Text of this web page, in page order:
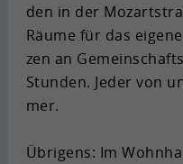
den in der
Räume für das
zen an
Stun­den. Jeder von
mer.
Üb­ri­gens: Im